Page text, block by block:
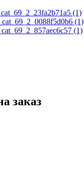
(1)
(1)
(1)
заказ